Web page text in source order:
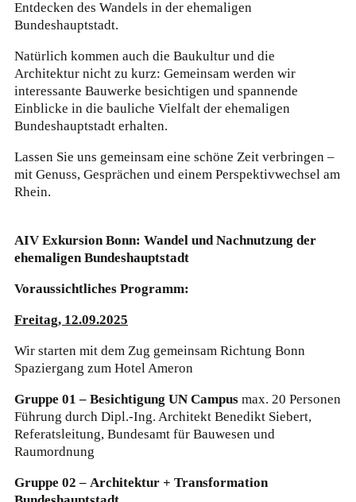
Entdecken des Wandels in der ehemaligen
Bundeshauptstadt.
Natürlich kommen auch die Baukultur und die
Architektur nicht zu kurz: Gemeinsam werden wir
interessante Bauwerke besichtigen und spannende
Einblicke in die bauliche Vielfalt der ehemaligen
Bundeshauptstadt erhalten.
Lassen Sie uns gemeinsam eine schöne Zeit verbringen –
mit Genuss, Gesprächen und einem Perspektivwechsel am
Rhein.
AIV Exkursion Bonn: Wandel und Nachnutzung der
ehemaligen Bundeshauptstadt
Voraussichtliches Programm:
Freitag, 12.09.2025
Wir starten mit dem Zug gemeinsam Richtung Bonn
Spaziergang zum Hotel Ameron
Gruppe 01 – Besichtigung UN Campus max. 20 Personen
Führung durch Dipl.-Ing. Architekt Benedikt Siebert,
Referatsleitung, Bundesamt für Bauwesen und
Raumordnung
Gruppe 02 – Architektur + Transformation